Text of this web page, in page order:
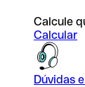
Calcule
Calcular
Dúvidas